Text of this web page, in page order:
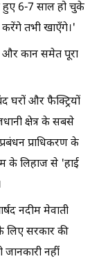
हुए 6-7 साल हो चुके
तभी खाएँगे।'
कान समेत पूरा
घरों और फैक्ट्रियों
क्षेत्र के सबसे
प्राधिकरण के
के लिहाज से 'हाई
नदीम मेवाती
लिए सरकार की
नहीं